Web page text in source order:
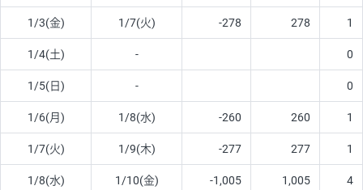
1/3(金) 1/7(火) -278 278 1
1/4(土) - 0
1/5(日) - 0
1/6(月) 1/8(水) -260 260 1
1/7(火) 1/9(木) -277 277 1
1/8(水) 1/10(金) -1,005 1,005 4